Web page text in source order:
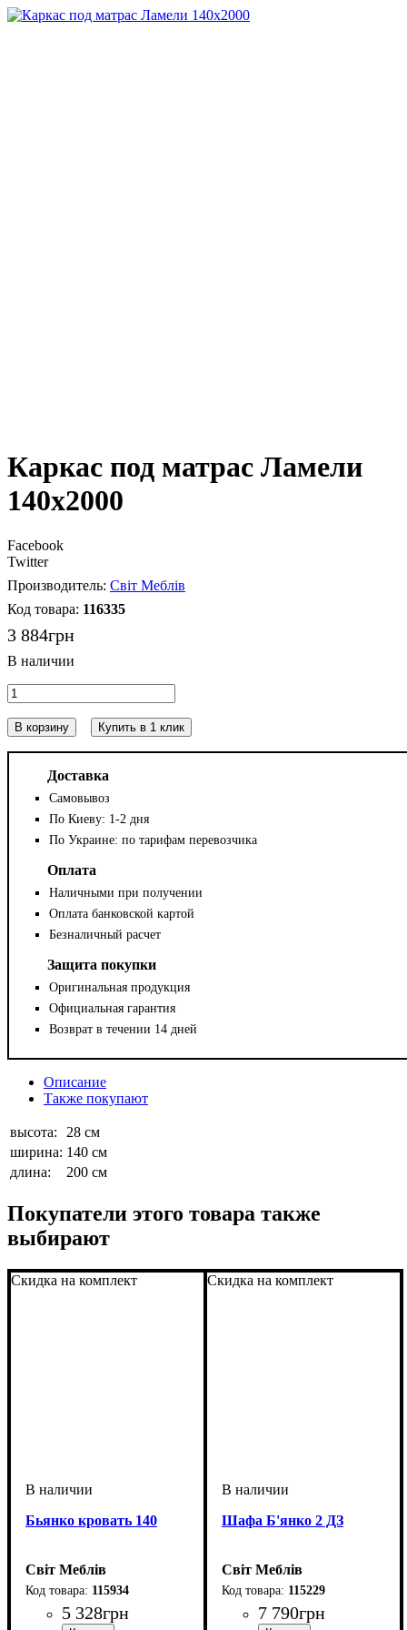
Каркас под матрас Ламели
140х2000
Facebook
Twitter
Світ Меблів
116335
3 884грн
В корзину Купить в 1 клик
Доставка
Самовывоз
По Киеву: 1-2 дня
По Украине: по тарифам перевозчика
Оплата
Наличными при получении
Оплата банковской картой
Безналичный расчет
Защита покупки
Оригинальная продукция
Официальная гарантия
Возврат в течении 14 дней
Описание
Также покупают
высота:
28 см
ширина: 140 см
длина:
200 см
Покупатели этого товара также
выбирают
Скидка на комплект
Бьянко кровать 140
Світ Меблів
115934
5 328грн
Скидка на комплект
Шафа Б'янко 2 ДЗ
Світ Меблів
115229
7 790грн